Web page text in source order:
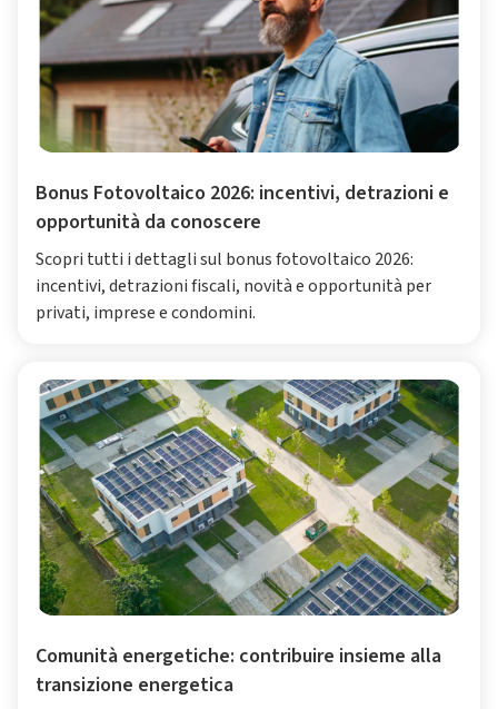
Bonus Fotovoltaico 2026: incentivi, detrazioni e
opportunità da conoscere
Scopri tutti i dettagli sul bonus fotovoltaico 2026:
incentivi, detrazioni fiscali, novità e opportunità per
privati, imprese e condomini.
Comunità energetiche: contribuire insieme alla
transizione energetica